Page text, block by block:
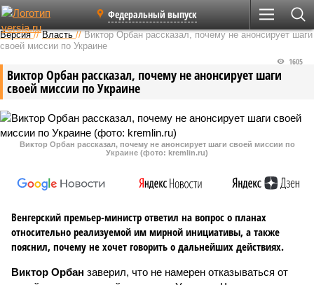
Федеральный выпуск
Версия //Власть //Виктор Орбан рассказал, почему не анонсирует шаги
своей миссии по Украине
Виктор Орбан рассказал, почему не анонсирует шаги
своей миссии по Украине
1605
Виктор Орбан рассказал, почему не анонсирует шаги своей миссии по
Украине (фото: kremlin.ru)
Венгерский премьер-министр ответил на вопрос о планах
относительно реализуемой им мирной инициативы, а также
пояснил, почему не хочет говорить о дальнейших действиях.
Виктор Орбан заверил, что не намерен отказываться от